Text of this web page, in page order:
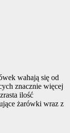
wahają się od
znacznie więcej
ilość
żarówki wraz z